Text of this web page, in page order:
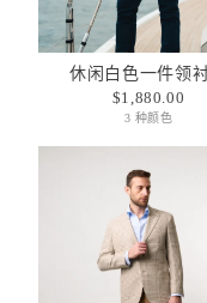
休闲白色一件领
$1,880.00
3 种颜色